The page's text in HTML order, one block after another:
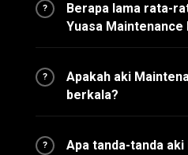
?
Berapa lama rata-
Yuasa Maintenance
?
Apakah aki
berkala?
?
Apa tanda-tanda